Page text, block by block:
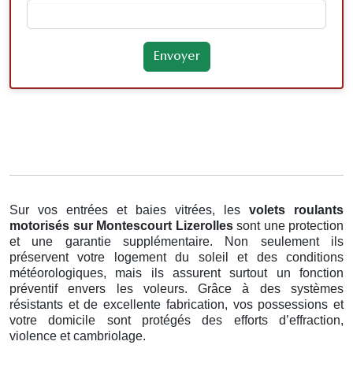
Sur vos entrées et baies vitrées, les volets roulants
motorisés sur Montescourt Lizerolles sont une protection
et une garantie supplémentaire. Non seulement ils
préservent votre logement du soleil et des conditions
météorologiques, mais ils assurent surtout un fonction
préventif envers les voleurs. Grâce à des systèmes
résistants et de excellente fabrication, vos possessions et
votre domicile sont protégés des efforts d’effraction,
violence et cambriolage.